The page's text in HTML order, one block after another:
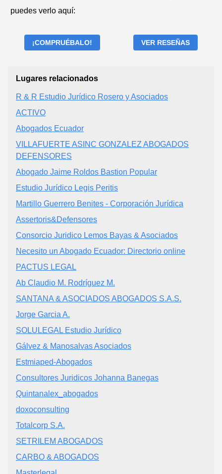
puedes verlo aquí:
¡COMPRUÉBALO! VER RESEÑAS
Lugares relacionados
R & R Estudio Jurídico Rosero y Asociados
ACTIVO
Abogados Ecuador
VILLAFUERTE ASINC GONZALEZ ABOGADOS
DEFENSORES
Abogado Jaime Roldos Bastion Popular
Estudio Jurídico Legis Peritis
Martillo Guerrero Benites - Corporación Jurídica
Assertoris&Defensores
Consorcio Juridico Lemos Bayas & Asociados
Necesito un Abogado Ecuador: Directorio online
PACTUS LEGAL
Ab Claudio M. Rodríguez M.
SANTANA & ASOCIADOS ABOGADOS S.A.S.
Jorge Garcia A.
SOLULEGAL Estudio Jurídico
Gálvez & Manosalvas Asociados
Estmiaped-Abogados
Consultores Juridicos Johanna Banegas
Quintanalex_abogados
doxoconsulting
Totalcorp S.A.
SETRILEM ABOGADOS
CARBO & ABOGADOS